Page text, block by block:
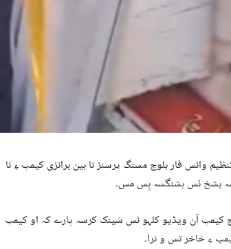
وائس فار بلوچ مسنگ پرسنز نا بین برانزی کیمپ ءِ نا
بشخ ئس ہشنگسہ ہِس مس۔
کیمپ آن ویڈیو کلہو ئس شینک کرسہ پارے کہ او کیمپ
ءِ خاخر تس و نرا۔